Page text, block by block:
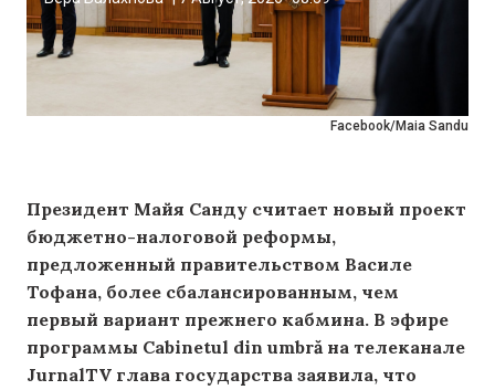
Facebook/Maia Sandu
Президент Майя Санду считает новый проект
бюджетно-налоговой реформы,
предложенный правительством Василе
Тофана, более сбалансированным, чем
первый вариант прежнего кабмина. В эфире
программы Cabinetul din umbră на телеканале
JurnalTV глава государства заявила, что